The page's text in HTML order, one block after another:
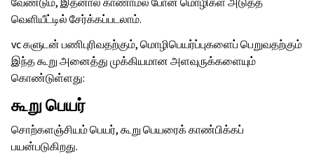
வெளியீட்டில் சேர்க்கப்படலாம்.
vc களுடன் பணிபுரிவதற்கும், மொழிபெயர்ப்புகளைப் பெறுவதற்கும்
இந்த கூறு அனைத்து முக்கியமான அளவுருக்களையும்
கொண்டுள்ளது:
கூறு பெயர்
சொற்களஞ்சியம் பெயர், கூறு பெயரைக் காண்பிக்கப்
பயன்படுகிறது.